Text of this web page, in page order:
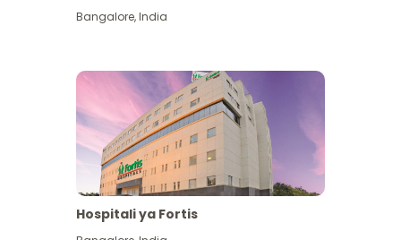
Bangalore,India
Hospitali ya Fortis